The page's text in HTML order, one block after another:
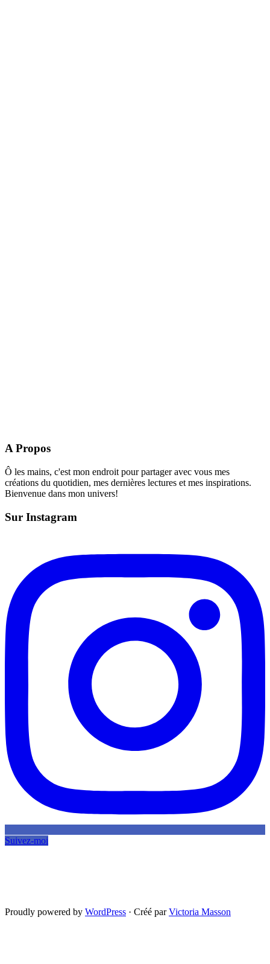
A Propos
Ô les mains, c'est mon endroit pour partager avec vous mes
créations du quotidien, mes dernières lectures et mes inspirations.
Bienvenue dans mon univers!
Sur Instagram
Suivez-moi
Proudly powered by WordPress · Créé parVictoria Masson